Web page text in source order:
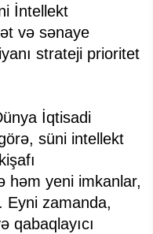
İntellekt
və sənaye
strateji prioritet
İqtisadi
süni intellekt
həm yeni imkanlar,
Eyni zamanda,
qabaqlayıcı